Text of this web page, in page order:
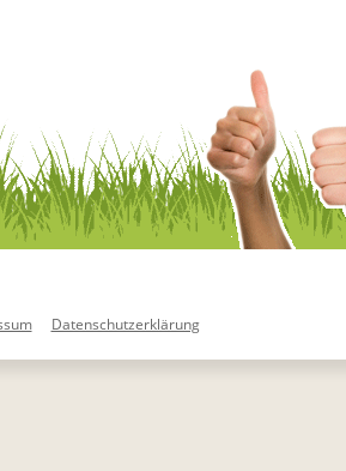
Datenschutzerklärung